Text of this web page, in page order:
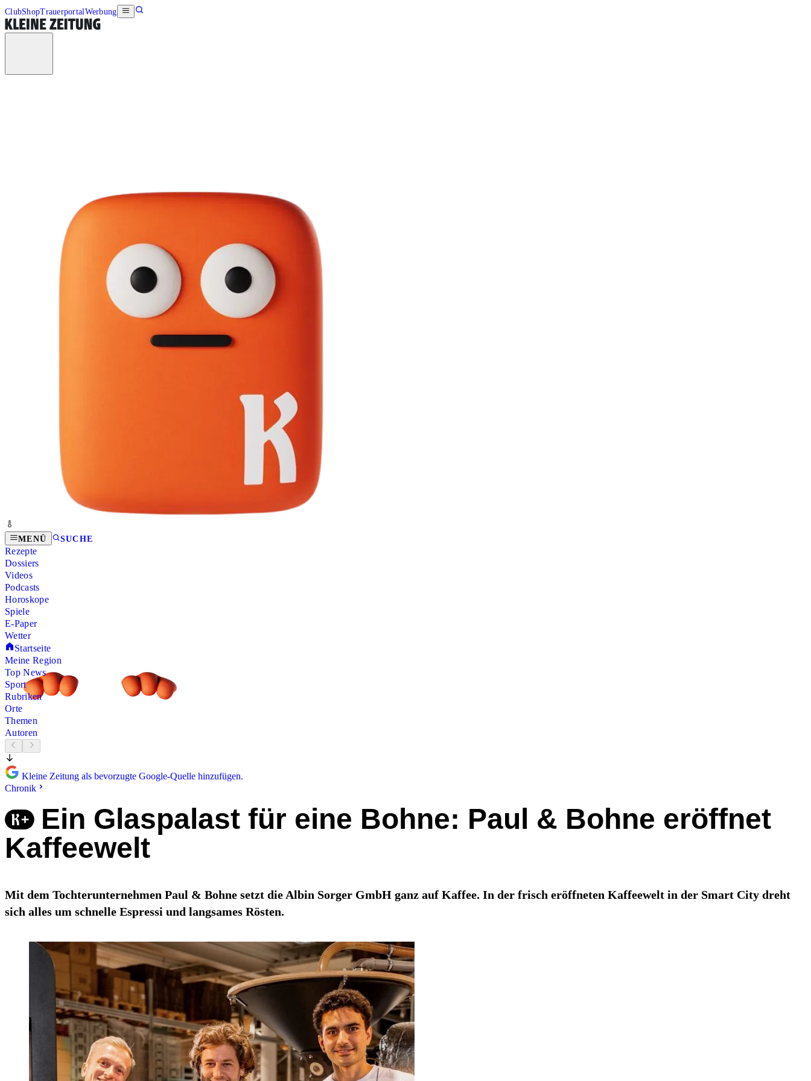
ClubShopTrauerportalWerbung
MENÜ SUCHE
Rezepte
Dossiers
Videos
Podcasts
Horoskope
Spiele
E-Paper
Wetter
Startseite
Meine Region
Top News
Sport
Rubriken
Orte
Themen
Autoren
Kleine Zeitung als bevorzugte Google-Quelle hinzufügen.
Chronik
Ein Glaspalast für eine Bohne: Paul & Bohne eröffnet
Kaffeewelt
Mit dem Tochterunternehmen Paul & Bohne setzt die Albin Sorger GmbH ganz auf Kaffee. In der frisch eröffneten Kaffeewelt in der Smart City dreht
sich alles um schnelle Espressi und langsames Rösten.